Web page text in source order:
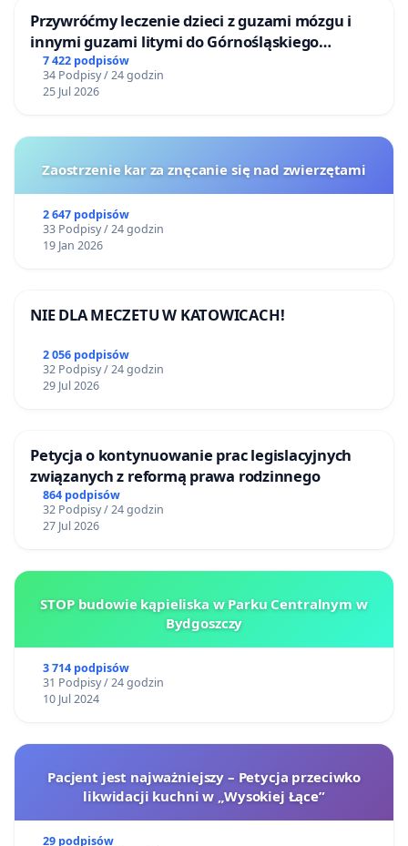
Przywróćmy leczenie dzieci z guzami mózgu i
innymi guzami litymi do Górnośląskiego
Centrum Zdrowia Dziecka w Katowicach
7 422 podpisów
34 Podpisy / 24 godzin
25 Jul 2026
Zaostrzenie kar za znęcanie się nad zwierzętami
2 647 podpisów
33 Podpisy / 24 godzin
19 Jan 2026
NIE DLA MECZETU W KATOWICACH!
2 056 podpisów
32 Podpisy / 24 godzin
29 Jul 2026
Petycja o kontynuowanie prac legislacyjnych
związanych z reformą prawa rodzinnego
864 podpisów
32 Podpisy / 24 godzin
27 Jul 2026
STOP budowie kąpieliska w Parku Centralnym w
Bydgoszczy
3 714 podpisów
31 Podpisy / 24 godzin
10 Jul 2024
Pacjent jest najważniejszy – Petycja przeciwko
likwidacji kuchni w „Wysokiej Łące”
29 podpisów